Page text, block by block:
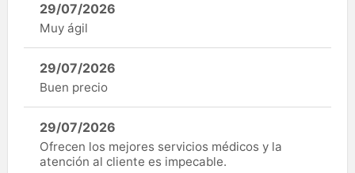
29/07/2026
Muy ágil
29/07/2026
Buen precio
29/07/2026
Ofrecen los mejores servicios médicos y la
atención al cliente es impecable.